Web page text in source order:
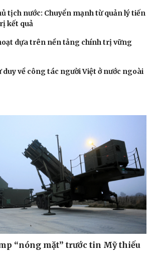
tịch nước: Chuyển mạnh từ quản lý tiến
kết quả
dựa trên nền tảng chính trị vững
duy về công tác người Việt ở nước ngoài
“nóng mặt” trước tin Mỹ thiếu